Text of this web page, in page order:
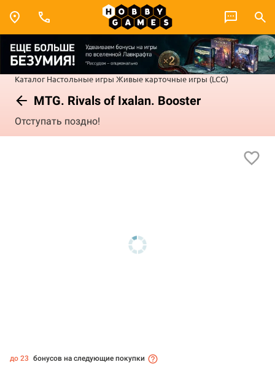
Каталог Настольные игры Живые карточные игры (LCG)
MTG. Rivals of Ixalan. Booster
Отступать поздно!
до 23 бонусов на следующие покупки